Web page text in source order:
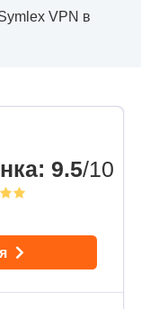
VPN в
: 9.5/10